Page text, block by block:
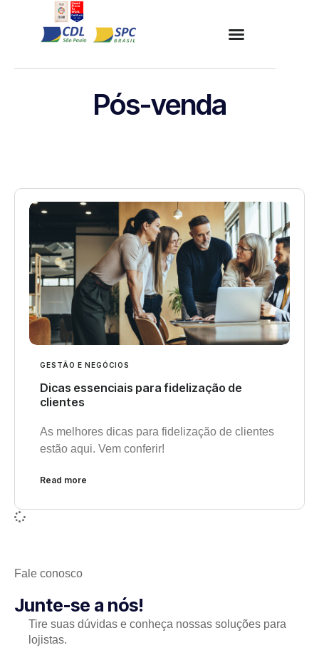
Pós-venda
GESTÃO E NEGÓCIOS
Dicas essenciais para fidelização de
clientes
As melhores dicas para fidelização de clientes
estão aqui. Vem conferir!
Read more
Fale conosco
Junte-se a nós!
Tire suas dúvidas e conheça nossas soluções para
lojistas.